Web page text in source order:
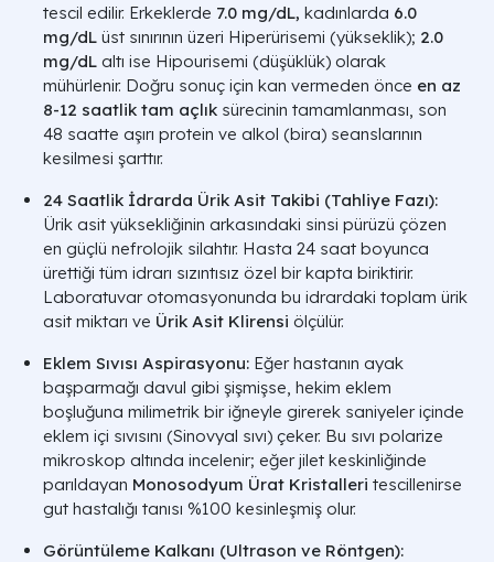
tescil edilir. Erkeklerde 7.0 mg/dL, kadınlarda 6.0
mg/dL üst sınırının üzeri Hiperürisemi (yükseklik); 2.0
mg/dL altı ise Hipourisemi (düşüklük) olarak
mühürlenir. Doğru sonuç için kan vermeden önce en az
8-12 saatlik tam açlık sürecinin tamamlanması, son
48 saatte aşırı protein ve alkol (bira) seanslarının
kesilmesi şarttır.
24 Saatlik İdrarda Ürik Asit Takibi (Tahliye Fazı):
Ürik asit yüksekliğinin arkasındaki sinsi pürüzü çözen
en güçlü nefrolojik silahtır. Hasta 24 saat boyunca
ürettiği tüm idrarı sızıntısız özel bir kapta biriktirir.
Laboratuvar otomasyonunda bu idrardaki toplam ürik
asit miktarı ve Ürik Asit Klirensi ölçülür.
Eklem Sıvısı Aspirasyonu: Eğer hastanın ayak
başparmağı davul gibi şişmişse, hekim eklem
boşluğuna milimetrik bir iğneyle girerek saniyeler içinde
eklem içi sıvısını (Sinovyal sıvı) çeker. Bu sıvı polarize
mikroskop altında incelenir; eğer jilet keskinliğinde
parıldayan Monosodyum Ürat Kristalleri tescillenirse
gut hastalığı tanısı %100 kesinleşmiş olur.
Görüntüleme Kalkanı (Ultrason ve Röntgen):